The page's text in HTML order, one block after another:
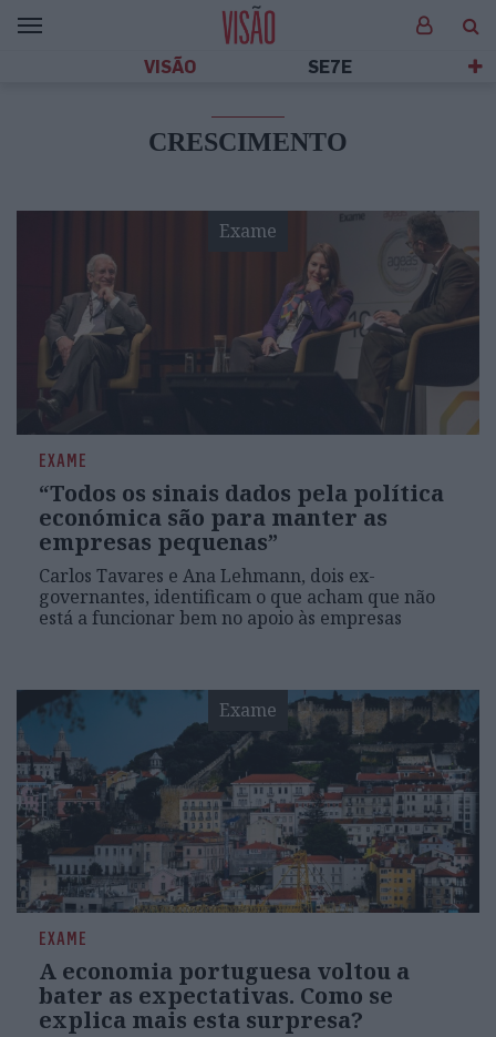
VISÃO SE7E
CRESCIMENTO
Exame
EXAME
“Todos os sinais dados pela política
económica são para manter as
empresas pequenas”
Carlos Tavares e Ana Lehmann, dois ex-
governantes, identificam o que acham que não
está a funcionar bem no apoio às empresas
Exame
EXAME
A economia portuguesa voltou a
bater as expectativas. Como se
explica mais esta surpresa?